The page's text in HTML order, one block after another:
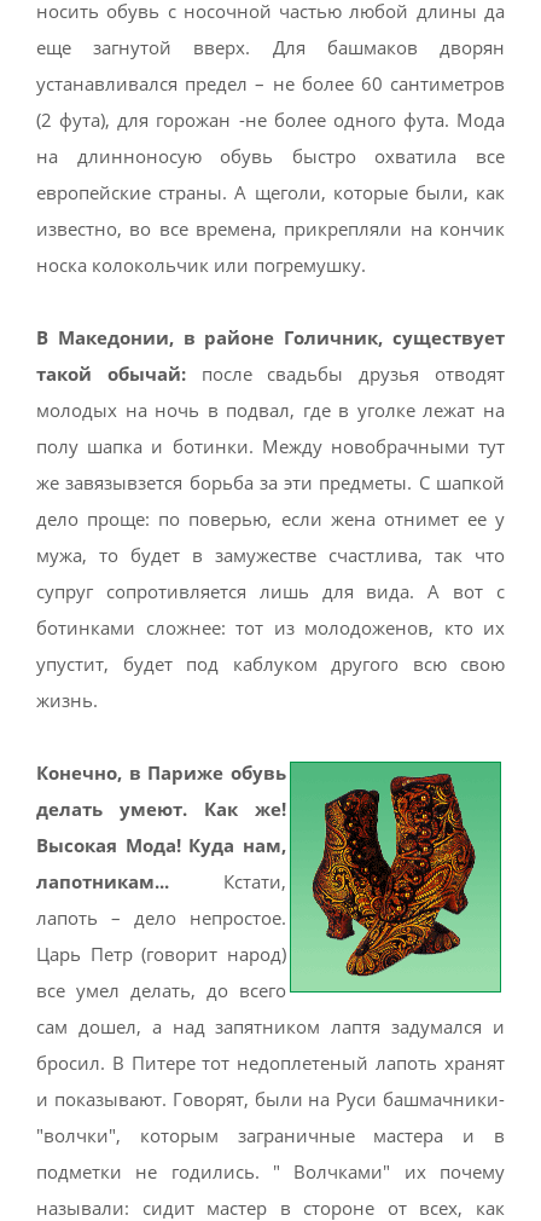
носить обувь с носочной частью любой длины да
еще загнутой вверх. Для башмаков дворян
устанавливался предел – не более 60 сантиметров
(2 фута), для горожан -не более одного фута. Мода
на длинноносую обувь быстро охватила все
европейские страны. А щеголи, которые были, как
известно, во все времена, прикрепляли на кончик
носка колокольчик или погремушку.
В Македонии, в районе Голичник, существует
такой обычай:после свадьбы друзья отводят
молодых на ночь в подвал, где в уголке лежат на
полу шапка и ботинки. Между новобрачными тут
же завязывзется борьба за эти предметы. С шапкой
дело проще: по поверью, если жена отнимет ее у
мужа, то будет в замужестве счастлива, так что
супруг сопротивляется лишь для вида. А вот с
ботинками сложнее: тот из молодоженов, кто их
упустит, будет под каблуком другого всю свою
жизнь.
Конечно, в Париже обувь
делать умеют. Как же!
Высокая Мода! Куда нам,
лапотникам... Кстати,
лапоть – дело непростое.
Царь Петр (говорит народ)
все умел делать, до всего
сам дошел, а над запятником лаптя задумался и
бросил. В Питере тот недоплетеный лапоть хранят
и показывают. Говорят, были на Руси башмачники-
"волчки", которым заграничные мастера и в
подметки не годились. " Волчками" их почему
называли: сидит мастер в стороне от всех, как